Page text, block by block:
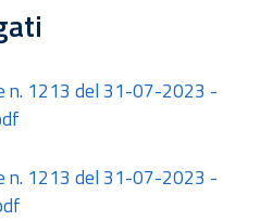
n. 1213 del 31-07-2023 -
n. 1213 del 31-07-2023 -